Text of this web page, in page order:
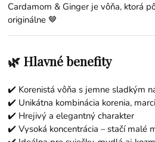
Cardamom & Ginger je vôňa, ktorá
originálne 🤎
🌿 Hlavné benefity
✔️ Korenistá vôňa s jemne sladkým
✔️ Unikátna kombinácia korenia,
✔️ Hrejivý a elegantný charakter
✔️ Vysoká koncentrácia – stačí malé